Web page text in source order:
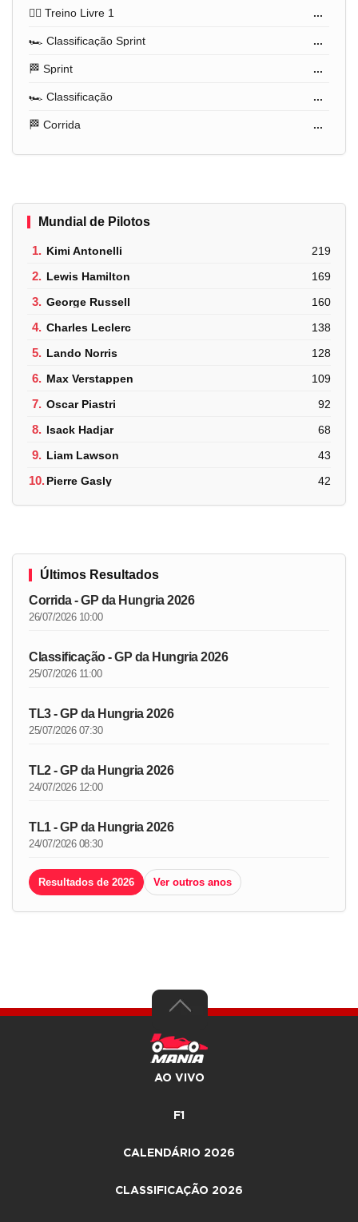
🏋️‍♂️ Treino Livre 1 ...
🏎️ Classificação Sprint ...
🏁 Sprint ...
🏎️ Classificação ...
🏁 Corrida ...
Mundial de Pilotos
1. Kimi Antonelli 219
2. Lewis Hamilton 169
3. George Russell 160
4. Charles Leclerc 138
5. Lando Norris 128
6. Max Verstappen 109
7. Oscar Piastri 92
8. Isack Hadjar 68
9. Liam Lawson 43
10.Pierre Gasly 42
Últimos Resultados
Corrida - GP da Hungria 2026
26/07/2026 10:00
Classificação - GP da Hungria 2026
25/07/2026 11:00
TL3 - GP da Hungria 2026
25/07/2026 07:30
TL2 - GP da Hungria 2026
24/07/2026 12:00
TL1 - GP da Hungria 2026
24/07/2026 08:30
Resultados de 2026 Ver outros anos
AO VIVO
F1
CALENDÁRIO 2026
CLASSIFICAÇÃO 2026